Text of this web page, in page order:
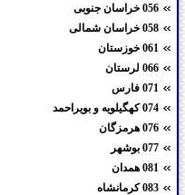
056 خراسان جنوبی
058 خراسان شمالی
061 خوزستان
066 لرستان
071 فارس
074 کهگیلویه و بویراحمد
076 هرمزگان
077 بوشهر
081 همدان
083 کرمانشاه